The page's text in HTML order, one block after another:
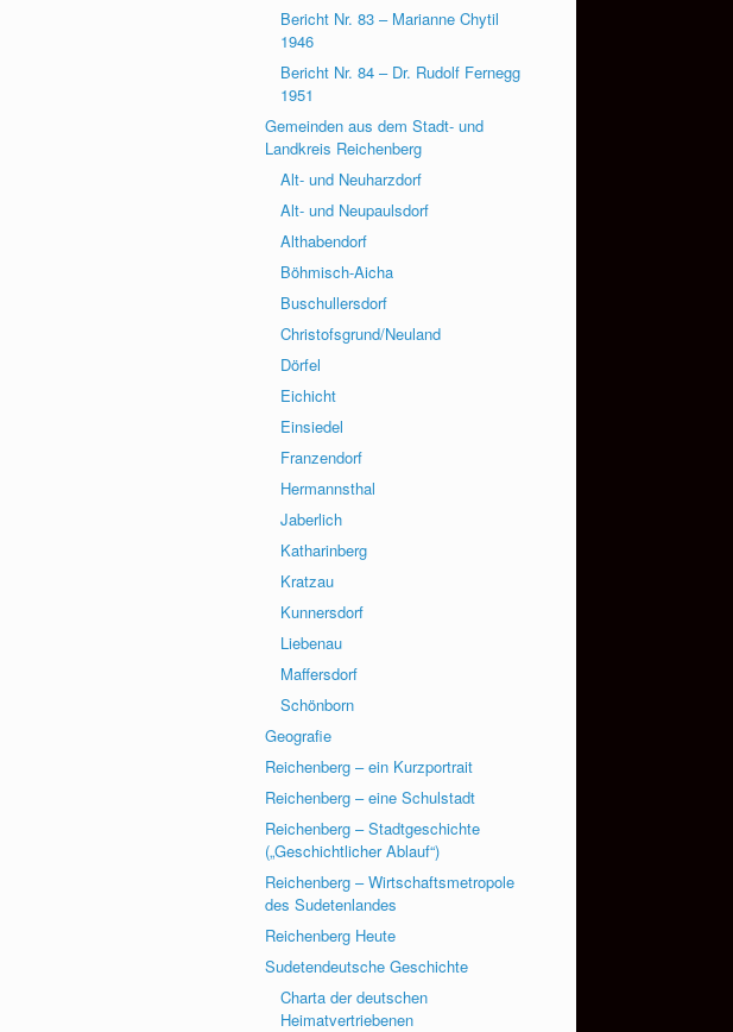
Bericht Nr. 83 – Marianne Chytil
1946
Bericht Nr. 84 – Dr. Rudolf Fernegg
1951
Gemeinden aus dem Stadt- und
Landkreis Reichenberg
Alt- und Neuharzdorf
Alt- und Neupaulsdorf
Althabendorf
Böhmisch-Aicha
Buschullersdorf
Christofsgrund/Neuland
Dörfel
Eichicht
Einsiedel
Franzendorf
Hermannsthal
Jaberlich
Katharinberg
Kratzau
Kunnersdorf
Liebenau
Maffersdorf
Schönborn
Geografie
Reichenberg – ein Kurzportrait
Reichenberg – eine Schulstadt
Reichenberg – Stadtgeschichte
(„Geschichtlicher Ablauf“)
Reichenberg – Wirtschaftsmetropole
des Sudetenlandes
Reichenberg Heute
Sudetendeutsche Geschichte
Charta der deutschen
Heimatvertriebenen